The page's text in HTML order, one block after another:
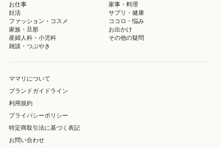
お仕事
家事・料理
妊活
サプリ・健康
ファッション・コスメ
ココロ・悩み
家族・旦那
お出かけ
産婦人科・小児科
その他の疑問
雑談・つぶやき
ママリについて
ブランドガイドライン
利用規約
プライバシーポリシー
特定商取引法に基づく表記
お問い合わせ